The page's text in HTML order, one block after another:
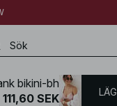
/ Bikini / Bikiniöverdelar
bikini-bh
111,60 SEK